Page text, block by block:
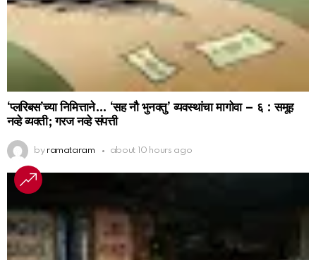
‘प्लरिबस’च्या निमित्ताने… ‘सह नौ भुनक्तु’ व्यवस्थांचा मागोवा – ६ : समूह
नव्हे व्यक्ती; गरज नव्हे संपत्ती
by ramataram about 10 hours ago